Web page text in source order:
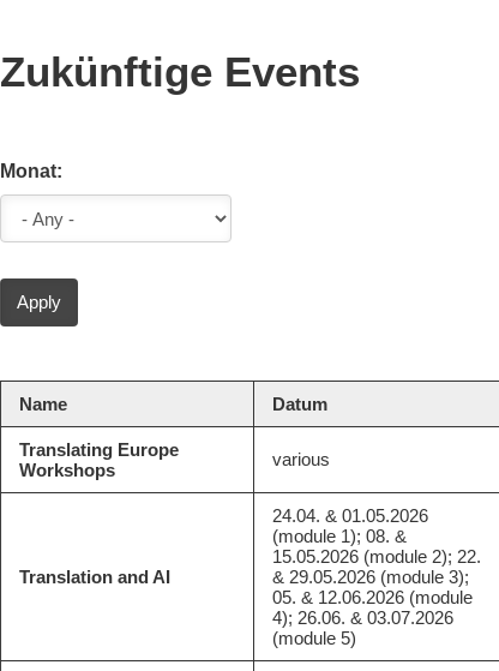
Zukünftige Events
Monat:
Name Datum
Translating Europe
Workshops
various
Translation and AI
24.04. & 01.05.2026
(module 1); 08. &
15.05.2026 (module 2); 22.
& 29.05.2026 (module 3);
05. & 12.06.2026 (module
4); 26.06. & 03.07.2026
(module 5)